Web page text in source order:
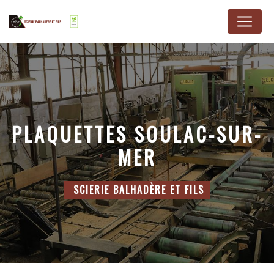
PLAQUETTES SOULAC-SUR-
MER
SCIERIE BALHADÈRE ET FILS